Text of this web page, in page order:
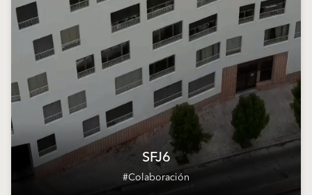
SFJ6
#Colaboración